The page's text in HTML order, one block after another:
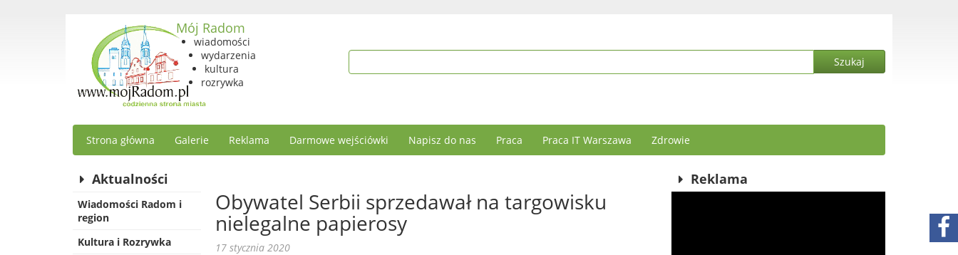
Mój Radom
wiadomości
wydarzenia
kultura
rozrywka
Strona główna Galerie Reklama Darmowe wejściówki Napisz do nas Praca Praca IT Warszawa Zdrowie
Aktualności
Wiadomości Radom i
region
Kultura i Rozrywka
Obywatel Serbii sprzedawał na targowisku
nielegalne papierosy
17 stycznia 2020
Reklama